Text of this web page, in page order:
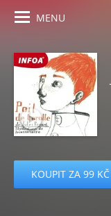
MENU
KOUPIT ZA 99 KČ